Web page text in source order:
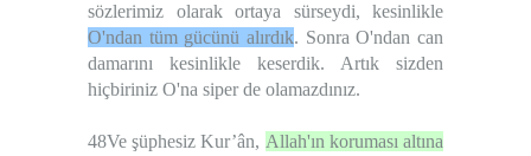
sözlerimiz olarak ortaya sürseydi, kesinlikle
O'ndan tüm gücünü alırdık. Sonra O'ndan can
damarını kesinlikle keserdik. Artık sizden
hiçbiriniz O'na siper de olamazdınız.
48Ve şüphesiz Kur’ân, Allah'ın koruması altına